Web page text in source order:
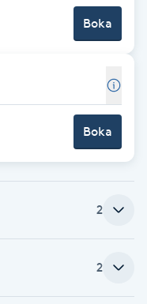
Boka
Boka
2
2